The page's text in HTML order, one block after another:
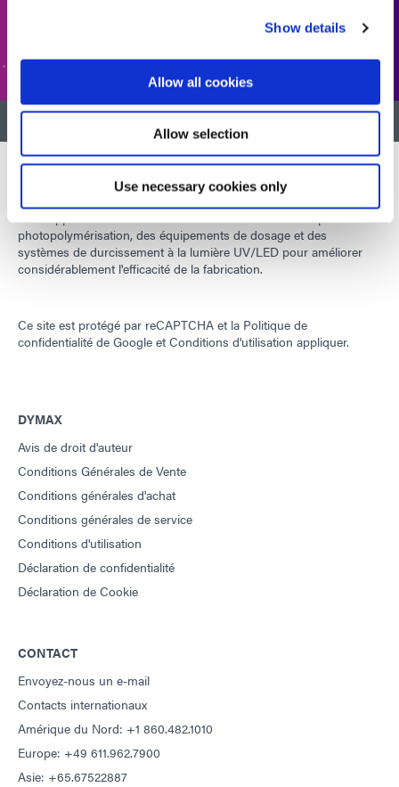
Show details
Allow all cookies
Allow selection
Use necessary cookies only
photopolymérisation, des équipements de dosage et des
systèmes de durcissement à la lumière UV/LED pour améliorer
considérablement l'efficacité de la fabrication.
Ce site est protégé par reCAPTCHA et la Politique de
confidentialité de Google etConditions d'utilisation appliquer.
DYMAX
Avis de droit d'auteur
Conditions Générales de Vente
Conditions générales d'achat
Conditions générales de service
Conditions d'utilisation
Déclaration de confidentialité
Déclaration de Cookie
CONTACT
Envoyez-nous un e-mail
Contacts internationaux
Amérique du Nord: +1 860.482.1010
Europe: +49 611.962.7900
Asie: +65.67522887